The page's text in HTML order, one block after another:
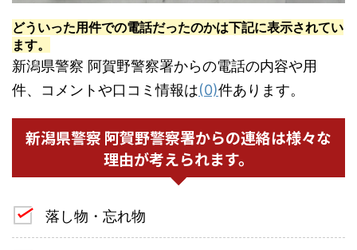
どういった用件での電話だったのかは下記に表示されてい
ます。
新潟県警察 阿賀野警察署からの電話の内容や用
件、コメントや口コミ情報は(0)件あります。
新潟県警察 阿賀野警察署からの連絡は様々な
理由が考えられます。
落し物・忘れ物